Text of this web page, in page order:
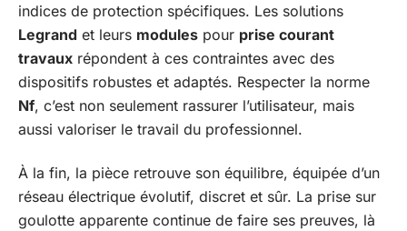
indices de protection spécifiques. Les solutions
Legrand et leurs modules pour prise courant
travaux répondent à ces contraintes avec des
dispositifs robustes et adaptés. Respecter la norme
Nf, c’est non seulement rassurer l’utilisateur, mais
aussi valoriser le travail du professionnel.
À la fin, la pièce retrouve son équilibre, équipée d’un
réseau électrique évolutif, discret et sûr. La prise sur
goulotte apparente continue de faire ses preuves, là